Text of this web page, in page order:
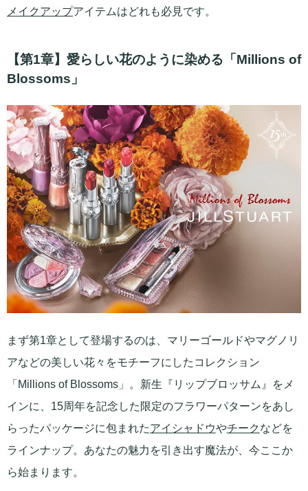
メイクアップアイテムはどれも必見です。
【第1章】愛らしい花のように染める「Millions of
Blossoms」
まず第1章として登場するのは、マリーゴールドやマグノリ
アなどの美しい花々をモチーフにしたコレクション
「Millions of Blossoms」。新生『リップブロッサム』をメ
インに、15周年を記念した限定のフラワーパターンをあし
らったパッケージに包まれたアイシャドウやチーク などを
ラインナップ。あなたの魅力を引き出す魔法が、今ここか
ら始まります。